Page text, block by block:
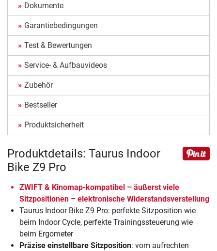
Dokumente
Garantiebedingungen
Test & Bewertungen
Service- & Aufbauvideos
Zubehör
Bestseller
Produktsicherheit
Produktdetails: Taurus Indoor
Bike Z9 Pro
ZWIFT & Kinomap-kompatibel – äußerst viele
Sitzpositionen – elektronische Widerstandsverstellung
Taurus Indoor Bike Z9 Pro: perfekte Sitzposition wie
beim Indoor Cycle, perfekte Trainingssteuerung wie
beim Ergometer
Präzise einstellbare Sitzposition: vom aufrechten